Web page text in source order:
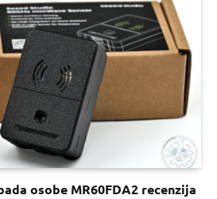
osobe MR60FDA2 recenzija